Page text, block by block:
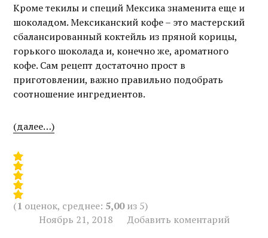
Кроме текилы и специй Мексика знаменита еще и
шоколадом. Мексиканский кофе – это мастерский
сбалансированный коктейль из пряной корицы,
горького шоколада и, конечно же, ароматного
кофе. Сам рецепт достаточно прост в
приготовлении, важно правильно подобрать
соотношение ингредиентов.
(далее…)
(1 оценок, среднее: 5,00из 5)
Ноябрь 21, 2018
Добавить коментарий